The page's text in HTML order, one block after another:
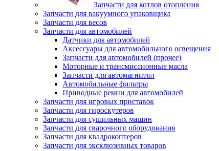
Запчасти для котлов отопления
Запчасти для вакуумного упаковщика
Запчасти для весов
Запчасти для автомобилей
Датчики для автомобилей
Аксессуары для автомобильного освещения
Запчасти для автомобилей (прочее)
Моторные и трансмиссионные масла
Запчасти для автомагнитол
Автомобильные фильтры
Приводные ремни для автомобилей
Запчасти для игровых приставок
Запчасти для гироскутеров
Запчасти для сушильных машин
Запчасти для сварочного оборудования
Запчасти для квадрокоптеров
Запчасти для эксклюзивных товаров